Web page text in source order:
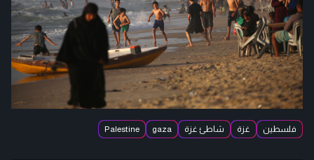
فلسطين غزة شاطئ غزة gaza
Palestine